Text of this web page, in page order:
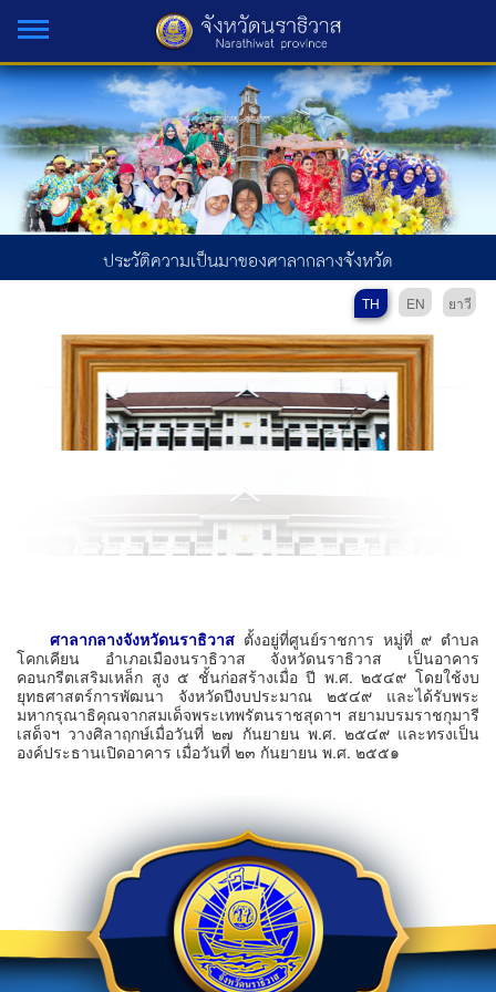
ประวัติความเป็นมาของศาลากลางจังหวัด
TH EN ยาวี
ศาลากลางจังหวัดนราธิวาส ตั้งอยู่ที่ศูนย์ราชการ หมู่ที่ ๙ ตำบล
โคกเคียน อำเภอเมืองนราธิวาส จังหวัดนราธิวาส เป็นอาคาร
คอนกรีตเสริมเหล็ก สูง ๕ ชั้นก่อสร้างเมื่อ ปี พ.ศ. ๒๕๔๙ โดยใช้งบ
ยุทธศาสตร์การพัฒนา จังหวัดปีงบประมาณ ๒๕๔๙ และได้รับพระ
มหากรุณาธิคุณจากสมเด็จพระเทพรัตนราชสุดาฯ สยามบรมราชกุมารี
เสด็จฯ วางศิลาฤกษ์เมื่อวันที่ ๒๗ กันยายน พ.ศ. ๒๕๔๙ และทรงเป็น
องค์ประธานเปิดอาคาร เมื่อวันที่ ๒๓ กันยายน พ.ศ. ๒๕๕๑